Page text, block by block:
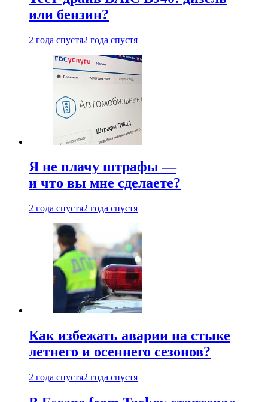
или бензин?
2 года спустя2 года спустя
Я не плачу штрафы —
и что вы мне сделаете?
2 года спустя2 года спустя
Как избежать аварии на стыке
летнего и осеннего сезонов?
2 года спустя2 года спустя